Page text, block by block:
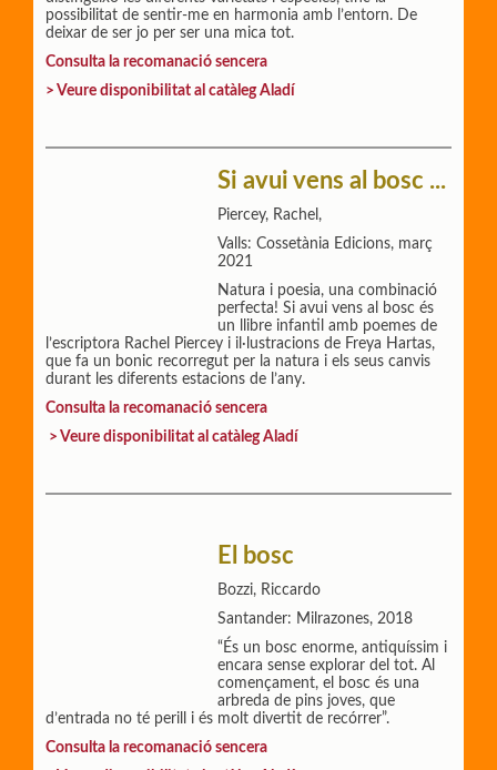
possibilitat de sentir-me en harmonia amb l’entorn. De
deixar de ser jo per ser una mica tot.
Consulta la recomanació sencera
> Veure disponibilitat al catàleg Aladí
Si avui vens al bosc ...
Piercey, Rachel,
Valls: Cossetània Edicions, març
2021
Natura i poesia, una combinació
perfecta! Si avui vens al bosc és
un llibre infantil amb poemes de
l’escriptora Rachel Piercey i il·lustracions de Freya Hartas,
que fa un bonic recorregut per la natura i els seus canvis
durant les diferents estacions de l’any.
Consulta la recomanació sencera
> Veure disponibilitat al catàleg Aladí
El bosc
Bozzi, Riccardo
Santander: Milrazones, 2018
“És un bosc enorme, antiquíssim i
encara sense explorar del tot. Al
començament, el bosc és una
arbreda de pins joves, que
d’entrada no té perill i és molt divertit de recórrer”.
Consulta la recomanació sencera